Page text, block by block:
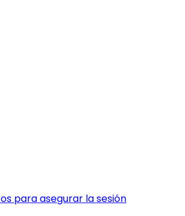
para asegurar la sesión